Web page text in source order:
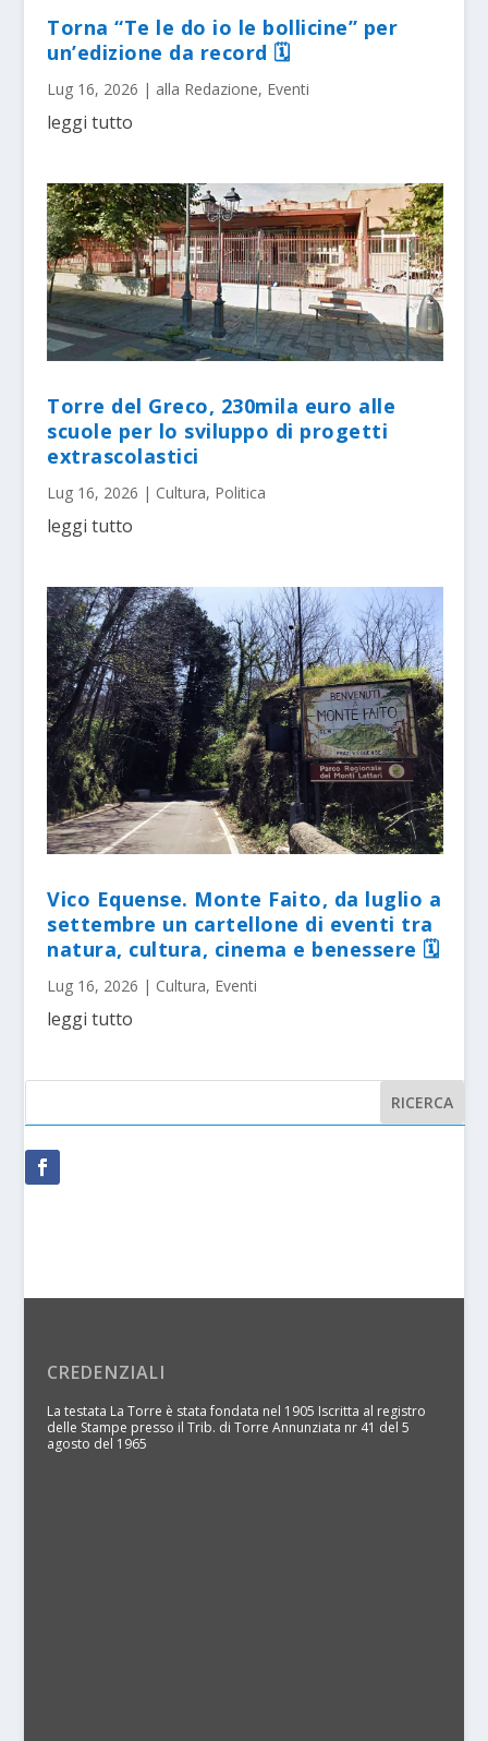
Torna “Te le do io le bollicine” per
un’edizione da record 🗓
Lug 16, 2026 | alla Redazione, Eventi
leggi tutto
Torre del Greco, 230mila euro alle
scuole per lo sviluppo di progetti
extrascolastici
Lug 16, 2026 | Cultura, Politica
leggi tutto
Vico Equense. Monte Faito, da luglio a
settembre un cartellone di eventi tra
natura, cultura, cinema e benessere 🗓
Lug 16, 2026 | Cultura, Eventi
leggi tutto
CREDENZIALI
La testata La Torre è stata fondata nel 1905 Iscritta al registro
delle Stampe presso il Trib. di Torre Annunziata nr 41 del 5
agosto del 1965